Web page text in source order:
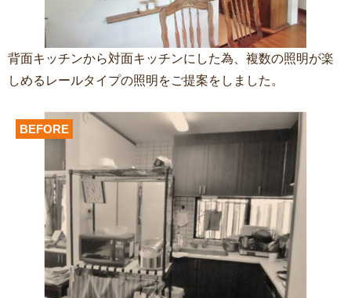
背面キッチンから対面キッチンにした為、複数の照明が楽
しめるレールタイプの照明をご提案をしました。
BEFORE